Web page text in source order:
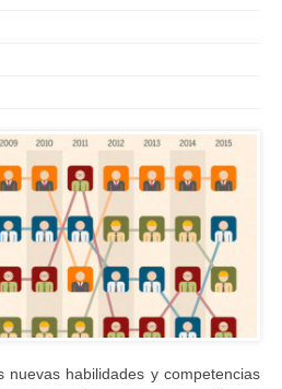
nuevas habilidades y competencias